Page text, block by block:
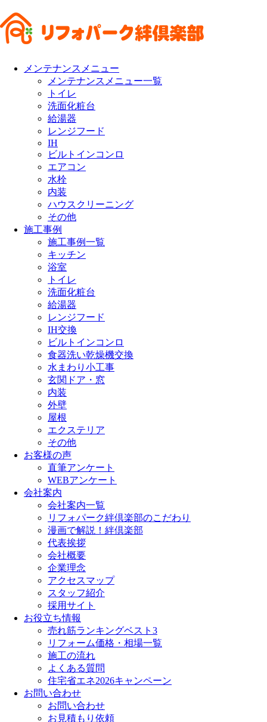
メンテナンスメニュー
メンテナンスメニュー一覧
トイレ
洗面化粧台
給湯器
レンジフード
IH
ビルトインコンロ
エアコン
水栓
内装
ハウスクリーニング
その他
施工事例
施工事例一覧
キッチン
浴室
トイレ
洗面化粧台
給湯器
レンジフード
IH交換
ビルトインコンロ
食器洗い乾燥機交換
水まわり小工事
玄関ドア・窓
内装
外壁
屋根
エクステリア
その他
お客様の声
直筆アンケート
WEBアンケート
会社案内
会社案内一覧
リフォパーク絆倶楽部のこだわり
漫画で解説！絆倶楽部
代表挨拶
会社概要
企業理念
アクセスマップ
スタッフ紹介
採用サイト
お役立ち情報
売れ筋ランキングベスト3
リフォーム価格・相場一覧
施工の流れ
よくある質問
住宅省エネ2026キャンペーン
お問い合わせ
お問い合わせ
お見積もり依頼